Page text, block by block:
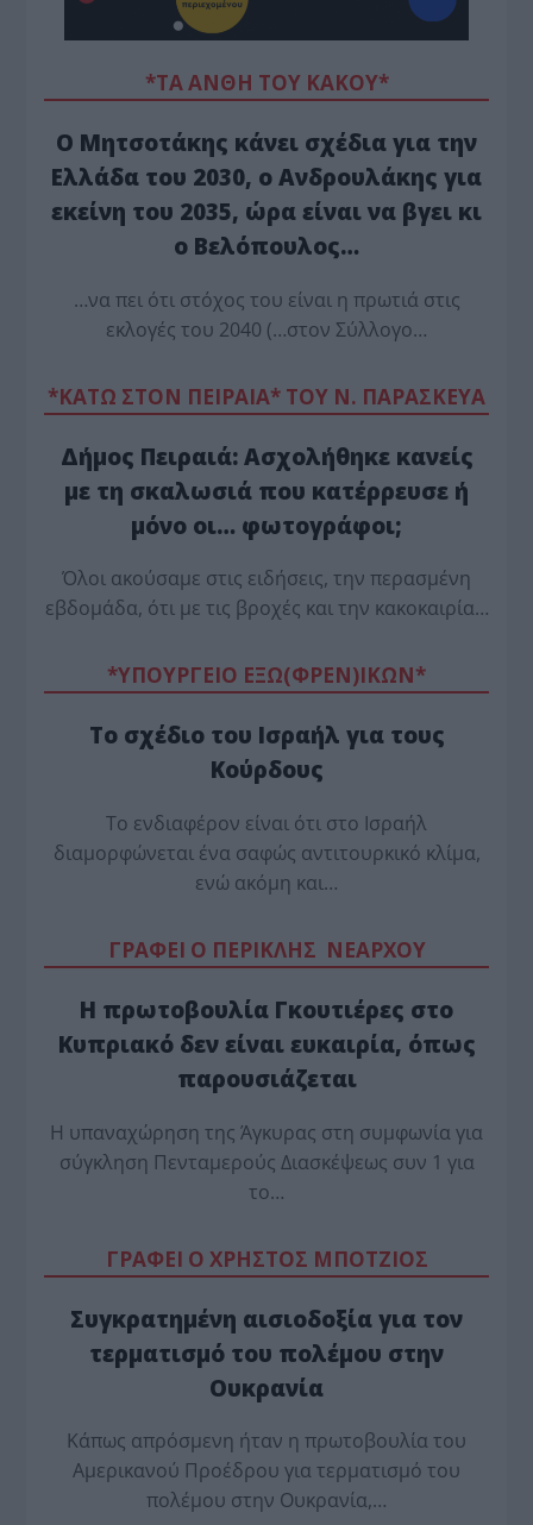
*ΤΑ ΆΝΘΗ ΤΟΥ ΚΑΚΟΎ*
Ο Μητσοτάκης κάνει σχέδια για την
Ελλάδα του 2030, ο Ανδρουλάκης για
εκείνη του 2035, ώρα είναι να βγει κι
ο Βελόπουλος…
…να πει ότι στόχος του είναι η πρωτιά στις
εκλογές του 2040 (…στον Σύλλογο…
*ΚΑΤΩ ΣΤΟΝ ΠΕΙΡΑΙΑ* ΤΟΥ Ν. ΠΑΡΑΣΚΕΥΑ
Δήμος Πειραιά: Ασχολήθηκε κανείς
με τη σκαλωσιά που κατέρρευσε ή
μόνο οι… φωτογράφοι;
Όλοι ακούσαμε στις ειδήσεις, την περασμένη
εβδομάδα, ότι με τις βροχές και την κακοκαιρία…
*ΥΠΟΥΡΓΕΙΟ ΕΞΩ(ΦΡΕΝ)ΙΚΩΝ*
Το σχέδιο του Ισραήλ για τους
Κούρδους
Το ενδιαφέρον είναι ότι στο Ισραήλ
διαμορφώνεται ένα σαφώς αντιτουρκικό κλίμα,
ενώ ακόμη και…
ΓΡΑΦΕΙ Ο ΠΕΡΙΚΛΗΣ ΝΕΑΡΧΟΥ
Η πρωτοβουλία Γκουτιέρες στο
Κυπριακό δεν είναι ευκαιρία, όπως
παρουσιάζεται
Η υπαναχώρηση της Άγκυρας στη συμφωνία για
σύγκληση Πενταμερούς Διασκέψεως συν 1 για
το…
ΓΡΑΦΕΙ Ο ΧΡΗΣΤΟΣ ΜΠΟΤΖΙΟΣ
Συγκρατημένη αισιοδοξία για τον
τερματισμό του πολέμου στην
Ουκρανία
Κάπως απρόσμενη ήταν η πρωτοβουλία του
Αμερικανού Προέδρου για τερματισμό του
πολέμου στην Ουκρανία,…